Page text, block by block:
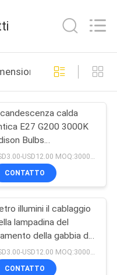
LED
39
LED
28
calda
E27 G200 3000K
Bulbs
USD3.00-USD12.00 MOQ:3000pcs
CONTATTO
illumini il cablaggio
lampadina del
della gabbia di
di 4W 2700k
LED
CONTATTO